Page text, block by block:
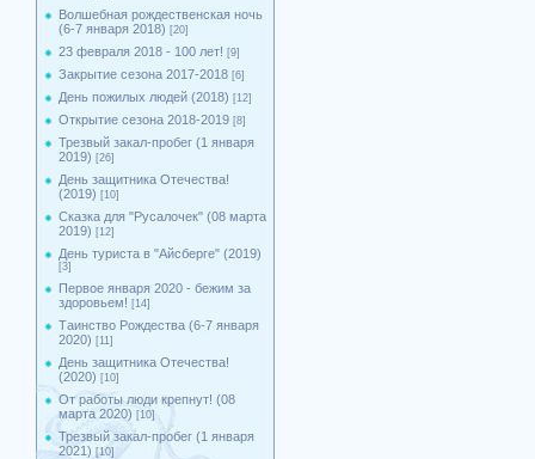
Волшебная рождественская ночь
(6-7 января 2018) [20]
23 февраля 2018 - 100 лет! [9]
Закрытие сезона 2017-2018 [6]
День пожилых людей (2018) [12]
Открытие сезона 2018-2019 [8]
Трезвый закал-пробег (1 января
2019) [26]
День защитника Отечества!
(2019) [10]
Сказка для "Русалочек" (08 марта
2019) [12]
День туриста в "Айсберге" (2019)
[3]
Первое января 2020 - бежим за
здоровьем! [14]
Таинство Рождества (6-7 января
2020) [11]
День защитника Отечества!
(2020) [10]
От работы люди крепнут! (08
марта 2020) [10]
Трезвый закал-пробег (1 января
2021) [10]